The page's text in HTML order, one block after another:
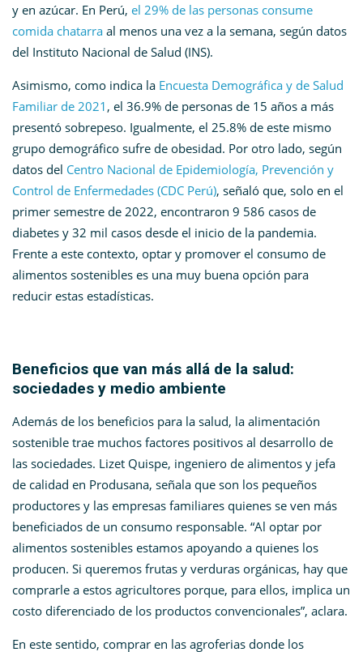
y en azúcar. En Perú, el 29% de las personas consume
comida chatarra al menos una vez a la semana, según datos
del Instituto Nacional de Salud (INS).
Asimismo, como indica la Encuesta Demográfica y de Salud
Familiar de 2021 , el 36.9% de personas de 15 años a más
presentó sobrepeso. Igualmente, el 25.8% de este mismo
grupo demográfico sufre de obesidad. Por otro lado, según
datos del Centro Nacional de Epidemiología, Prevención y
Control de Enfermedades (CDC Perú), señaló que, solo en el
primer semestre de 2022, encontraron 9 586 casos de
diabetes y 32 mil casos desde el inicio de la pandemia.
Frente a este contexto, optar y promover el consumo de
alimentos sostenibles es una muy buena opción para
reducir estas estadísticas.
Beneficios que van más allá de la salud:
sociedades y medio ambiente
Además de los beneficios para la salud, la alimentación
sostenible trae muchos factores positivos al desarrollo de
las sociedades. Lizet Quispe, ingeniero de alimentos y jefa
de calidad en Produsana, señala que son los pequeños
productores y las empresas familiares quienes se ven más
beneficiados de un consumo responsable. “Al optar por
alimentos sostenibles estamos apoyando a quienes los
producen. Si queremos frutas y verduras orgánicas, hay que
comprarle a estos agricultores porque, para ellos, implica un
costo diferenciado de los productos convencionales”, aclara.
En este sentido, comprar en las agroferias donde los